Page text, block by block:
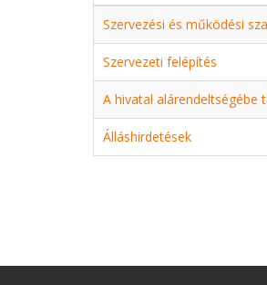
Szervezési és működési
Szervezeti felépítés
A hivatal alárendeltségébe
Álláshirdetések